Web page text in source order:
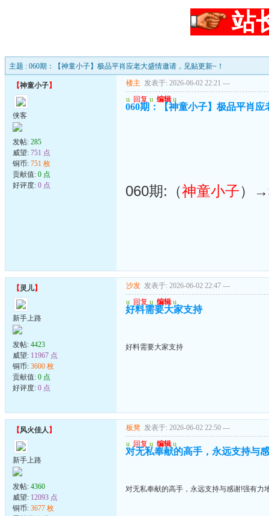
站
主题 : 060期：【神童小子】极品平肖应老大盛情邀请，见贴更新~！
【神童小子】
侠客
发帖: 285
威望: 751 点
铜币: 751 枚
贡献值: 0 点
好评度: 0 点
楼主 发表于: 2026-06-02 22:21 ---
u 回复 u 编辑 u
060期：【神童小子】极品平肖
060期:（神童小子）→
【灵儿】
新手上路
发帖: 4423
威望: 11967 点
铜币: 3600 枚
贡献值: 0 点
好评度: 0 点
沙发 发表于: 2026-06-02 22:47 ---
u 回复 u 编辑 u
好料需要大家支持
好料需要大家支持
【风火佳人 】
新手上路
发帖: 4360
威望: 12093 点
铜币: 3677 枚
板凳 发表于: 2026-06-02 22:50 ---
u 回复 u 编辑 u
对无私奉献的高手，永远支持与
对无私奉献的高手，永远支持与感谢!强有力